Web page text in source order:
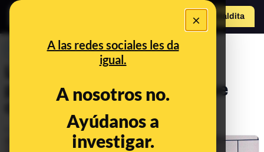
×
A las redes sociales les da
igual.
A nosotros no.
Ayúdanos a
investigar.
Hazte Maldito
PREBUNKING
Las diferencias entre los
plátanos originales y los que
comemos hoy en día
Jan 12, 2022, 9:13:00 AM